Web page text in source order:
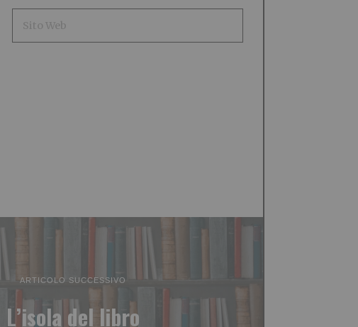
ARTICOLO SUCCESSIVO
L’isola del libro